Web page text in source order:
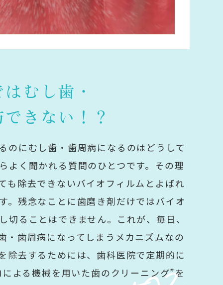
むし歯・
きない！？
のにむし歯・歯周病になるのはどうして
よく聞かれる質問のひとつです。その理
も除去できないバイオフィルムとよばれ
。残念なことに歯磨き剤だけではバイオ
切ることはできません。これが、毎日、
・歯周病になってしまうメカニズムなの
除去するためには、歯科医院で定期的に
よる機械を用いた歯のクリーニング”を